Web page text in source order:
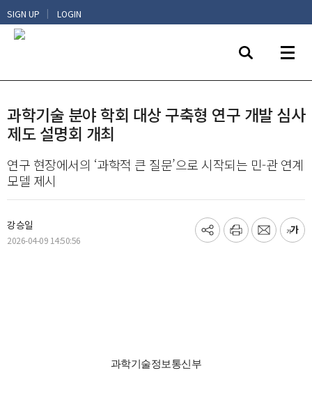
SIGN UP | LOGIN
과학기술 분야 학회 대상 구축형 연구 개발 심사
제도 설명회 개최
연구 현장에서의 ‘과학적 큰 질문’으로 시작되는 민-관 연계
모델 제시
강승일
2026-04-09 14:50:56
기
프
메
글
과학기술정보통신부